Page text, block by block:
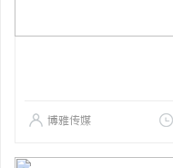
博雅传媒